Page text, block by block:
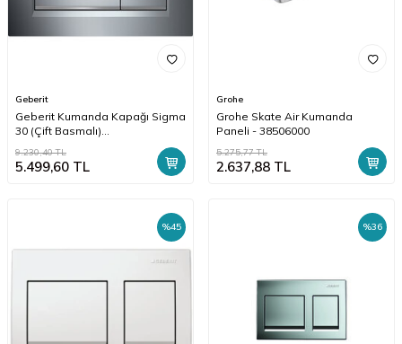
Geberit
Geberit Kumanda Kapağı Sigma
30 (Çift Basmalı)
Parlak/Mat/Parlak - 115.883.KH.1
9.230,40TL
5.499,60 TL
Grohe
Grohe Skate Air Kumanda
Paneli - 38506000
5.275,77TL
2.637,88 TL
%45 %36